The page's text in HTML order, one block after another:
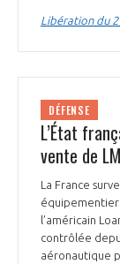
Libération du 2
DÉFENSE
L’État
vente de
La France
équipementier
l’américain
contrôlée
aéronautique